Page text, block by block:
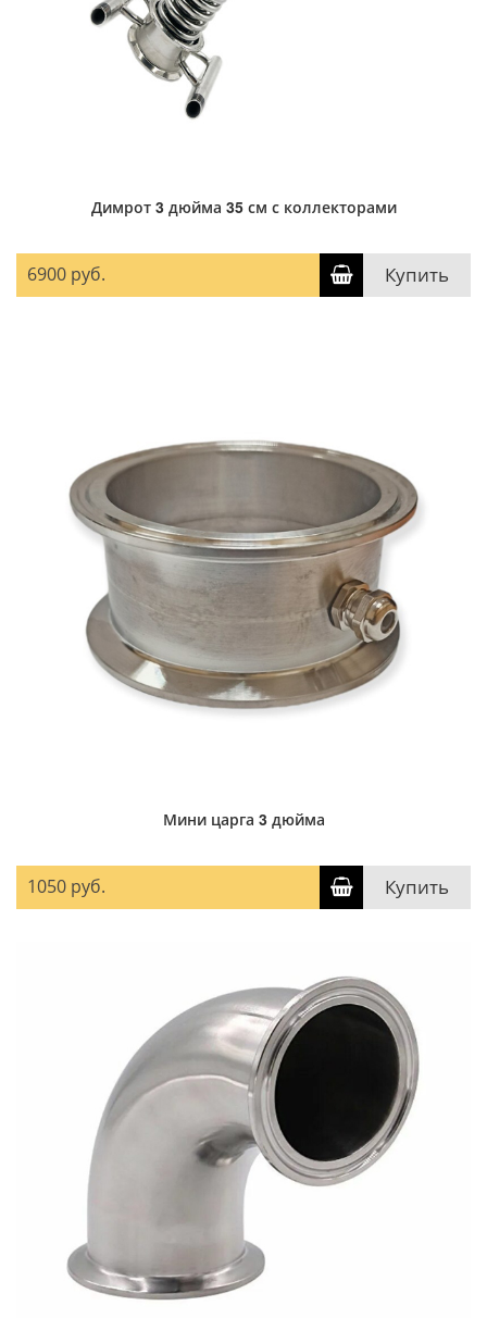
Димрот 3 дюйма 35 см с коллекторами
6900 руб. Купить
Мини царга 3 дюйма
1050 руб. Купить